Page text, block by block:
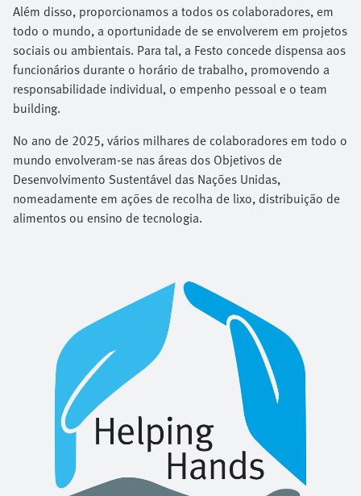
Além disso, proporcionamos a todos os colaboradores, em
todo o mundo, a oportunidade de se envolverem em projetos
sociais ou ambientais. Para tal, a Festo concede dispensa aos
funcionários durante o horário de trabalho, promovendo a
responsabilidade individual, o empenho pessoal e o team
building.
No ano de 2025, vários milhares de colaboradores em todo o
mundo envolveram-se nas áreas dos Objetivos de
Desenvolvimento Sustentável das Nações Unidas,
nomeadamente em ações de recolha de lixo, distribuição de
alimentos ou ensino de tecnologia.